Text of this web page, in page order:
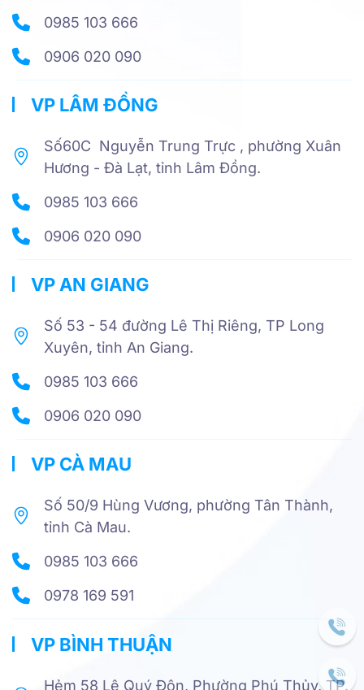
0985 103 666
0906 020 090
VP LÂM ĐỒNG
Số60C Nguyễn Trung Trực , phường Xuân
Hương - Đà Lạt, tỉnh Lâm Đồng.
0985 103 666
0906 020 090
VP AN GIANG
Số 53 - 54 đường Lê Thị Riêng, TP Long
Xuyên, tỉnh An Giang.
0985 103 666
0906 020 090
VP CÀ MAU
Số 50/9 Hùng Vương, phường Tân Thành,
tỉnh Cà Mau.
0985 103 666
0978 169 591
VP BÌNH THUẬN
Hẻm 58 Lê Quý Đôn, Phường Phú Thủy, TP.